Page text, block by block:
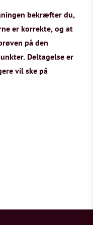
bekræfter du,
er korrekte, og at
på den
Deltagelse er
vil ske på